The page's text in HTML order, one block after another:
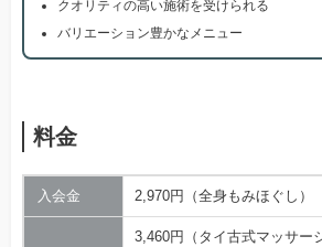
クオリティの高い施術を受けられる
バリエーション豊かなメニュー
料金
入会金 2,970円（全身もみほぐし）
3,460円（タイ古式マッサー